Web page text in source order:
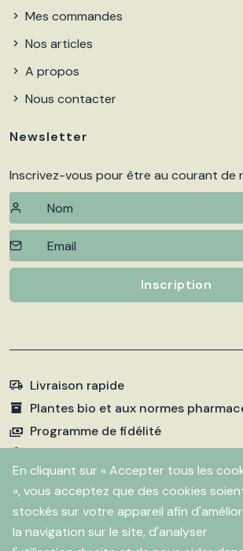
En cliquant sur « Accepter tous les
», vous acceptez que des cookies
stockés sur votre appareil afin
la navigation sur le site, d'analyser
Mes commandes
Nos articles
A propos
Nous contacter
Newsletter
Inscrivez-vous pour être au courant de
Inscription
Livraison rapide
Plantes bio et aux normes
Programme de fidélité
Paiements sécurisés
2026 Pharmacie Fleurentin.